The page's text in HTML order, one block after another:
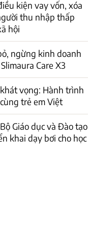
kiện vay vốn, xóa
thu nhập thấp
hội
ngừng kinh doanh
Care X3
vọng: Hành trình
trẻ em Việt
Giáo dục và Đào tạo
khai dạy bơi cho học